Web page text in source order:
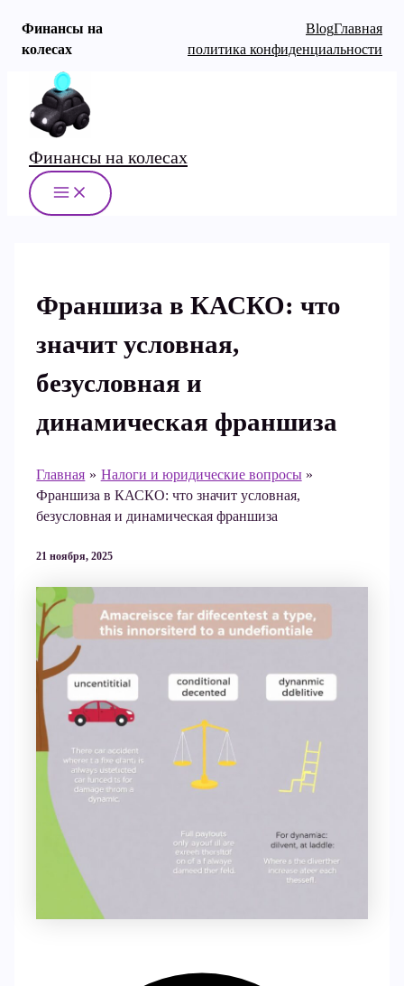
Финансы на
колесах
BlogГлавная
политика конфиденциальности
Перейти
содержимому
Финансы на колесах
MAIN
MENU
Франшиза в КАСКО: что
значит условная,
безусловная и
динамическая франшиза
Главная
Налоги и юридические вопросы
Франшиза в КАСКО: что значит условная,
безусловная и динамическая франшиза
21 ноября, 2025